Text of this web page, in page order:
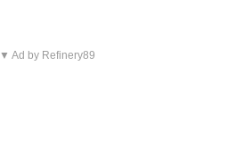
▼ Ad by Refinery89